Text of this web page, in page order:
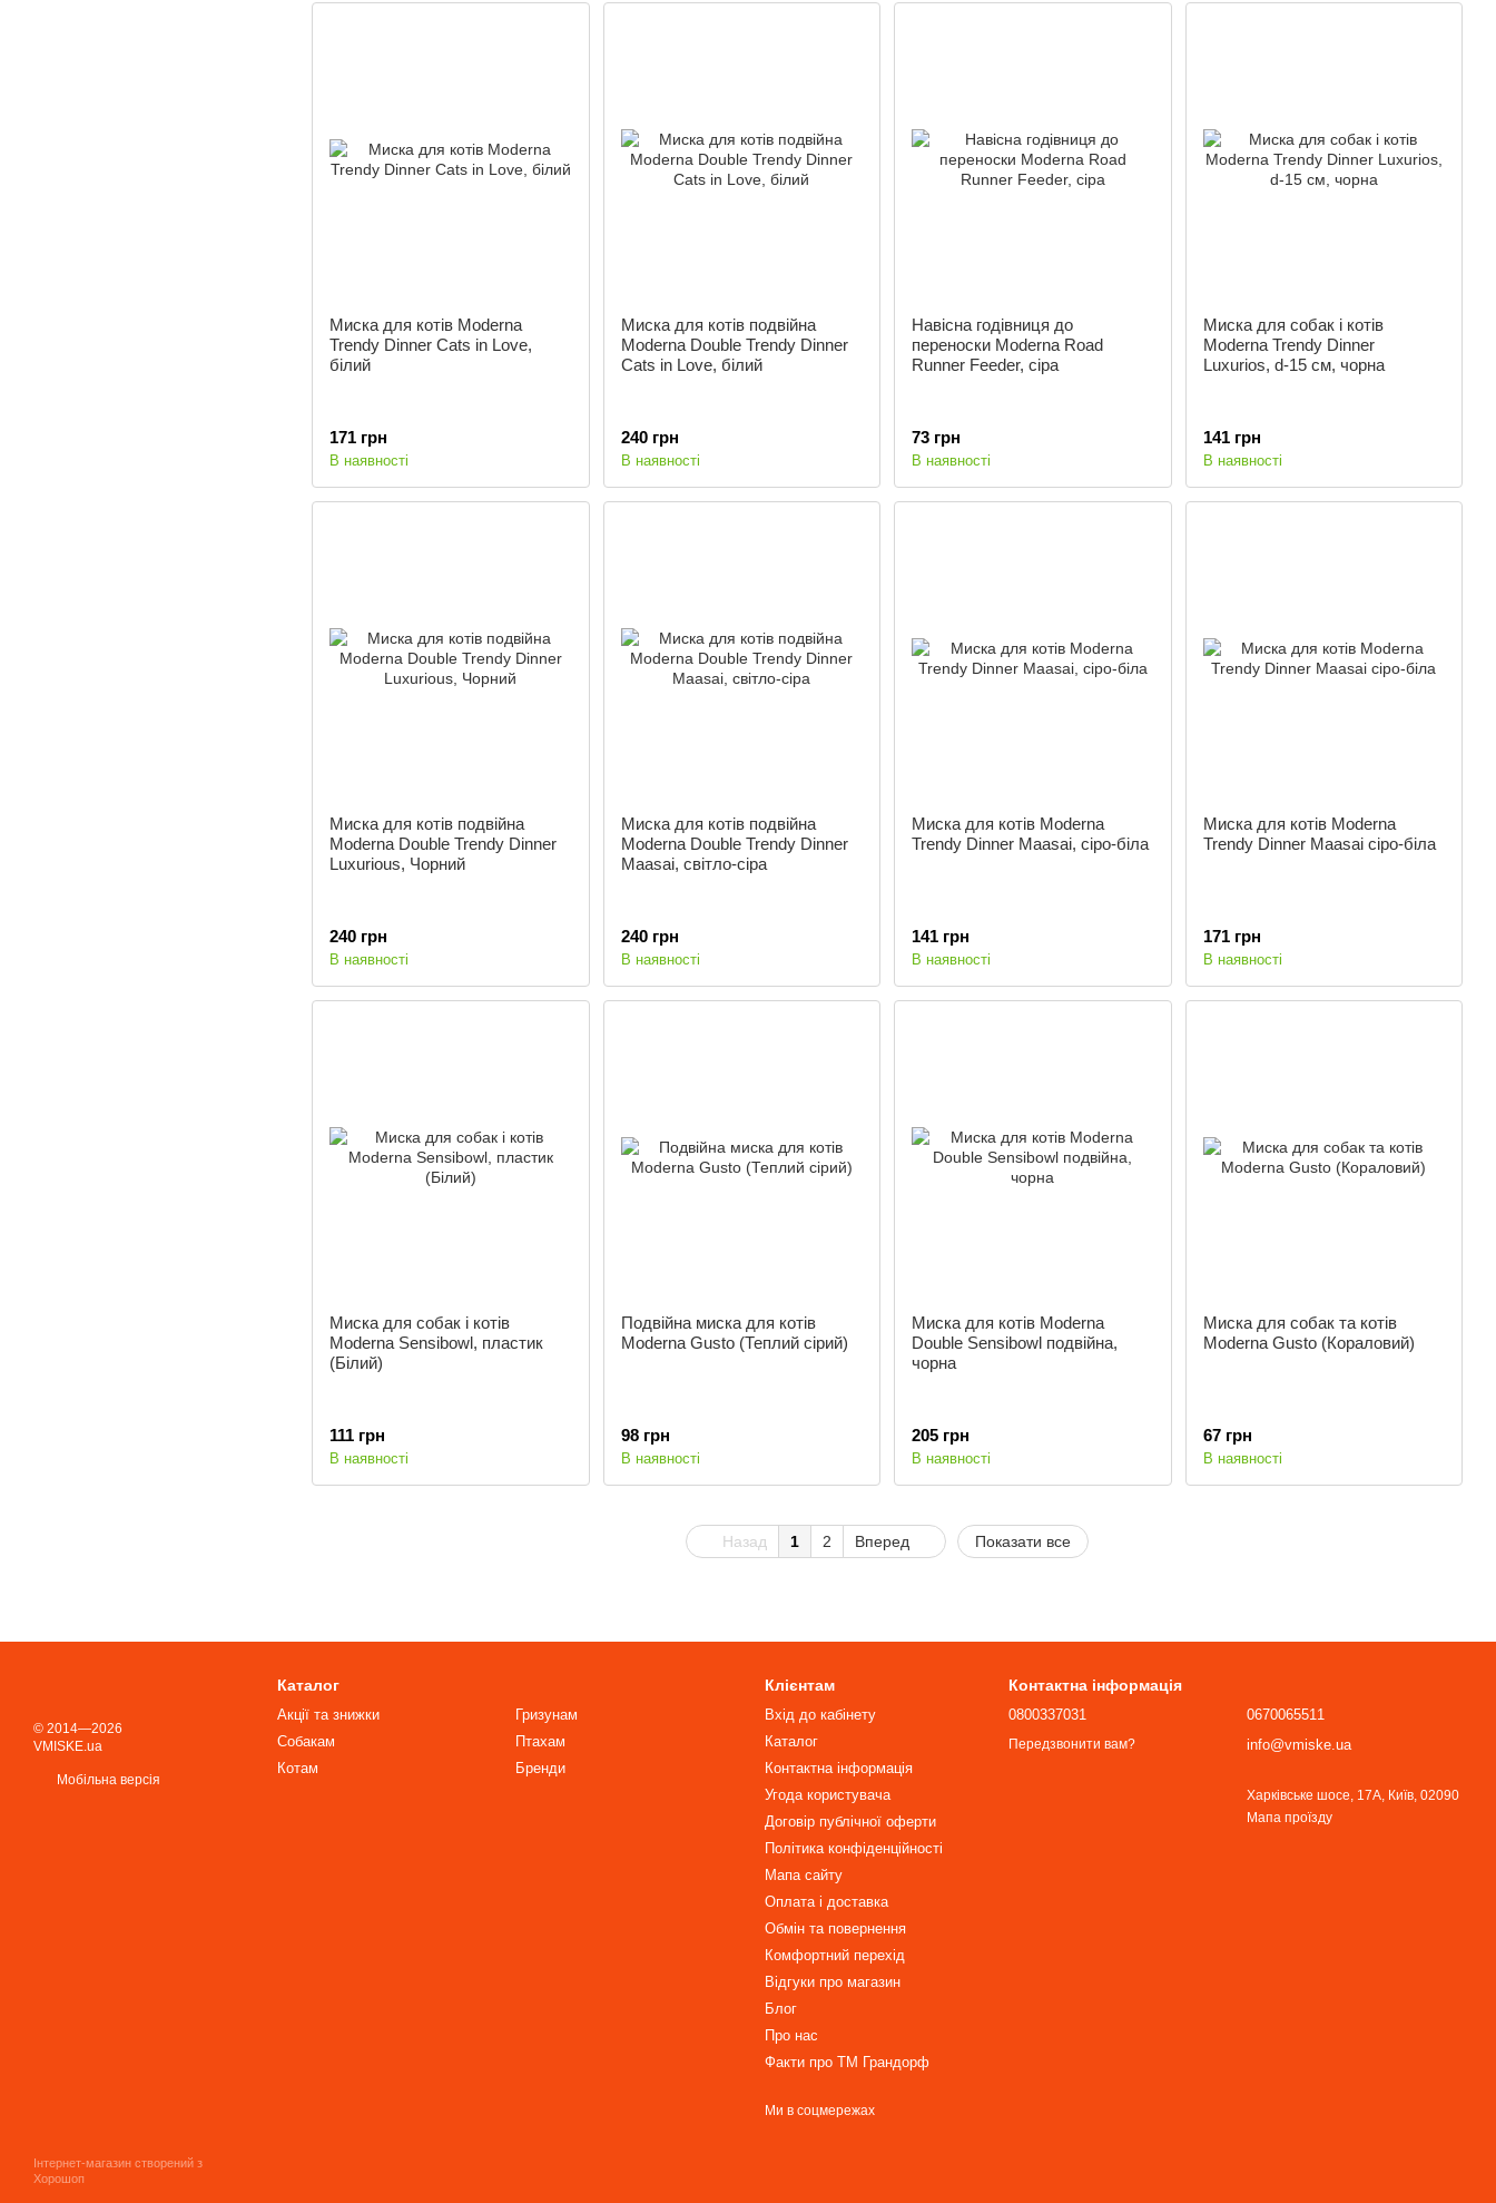
Миска для котів Moderna
Trendy Dinner Cats in Love,
білий
171 грн
В наявності
Миска для котів подвійна
Moderna Double Trendy Dinner
Cats in Love, білий
240 грн
В наявності
Навісна годівниця до
переноски Moderna Road
Runner Feeder, сіра
73 грн
В наявності
Миска для собак і котів
Moderna Trendy Dinner
Luxurios, d-15 см, чорна
141 грн
В наявності
Миска для котів подвійна
Moderna Double Trendy Dinner
Luxurious, Чорний
240 грн
В наявності
Миска для котів подвійна
Moderna Double Trendy Dinner
Maasai, світло-сіра
240 грн
В наявності
Миска для котів Moderna
Trendy Dinner Maasai, сіро-біла
141 грн
В наявності
Миска для котів Moderna
Trendy Dinner Maasai сіро-біла
171 грн
В наявності
Миска для собак і котів
Moderna Sensibowl, пластик
(Білий)
111 грн
В наявності
Подвійна миска для котів
Moderna Gusto (Теплий сірий)
98 грн
В наявності
Миска для котів Moderna
Double Sensibowl подвійна,
чорна
205 грн
В наявності
Миска для собак та котів
Moderna Gusto (Кораловий)
67 грн
В наявності
Назад 1 2 Вперед Показати все
© 2014—2026
VMISKE.ua
Мобільна версія
Інтернет-магазин створений з
Хорошоп
Каталог
Акції та знижки
Собакам
Котам
Гризунам
Птахам
Бренди
Клієнтам
Вхід до кабінету
Каталог
Контактна інформація
Угода користувача
Договір публічної оферти
Політика конфіденційності
Мапа сайту
Оплата і доставка
Обмін та повернення
Комфортний перехід
Відгуки про магазин
Блог
Про нас
Факти про TM Грандорф
Ми в соцмережах
Контактна інформація
0800337031
Передзвонити вам?
0670065511
info@vmiske.ua
Харківське шосе, 17А, Київ, 02090
Мапа проїзду